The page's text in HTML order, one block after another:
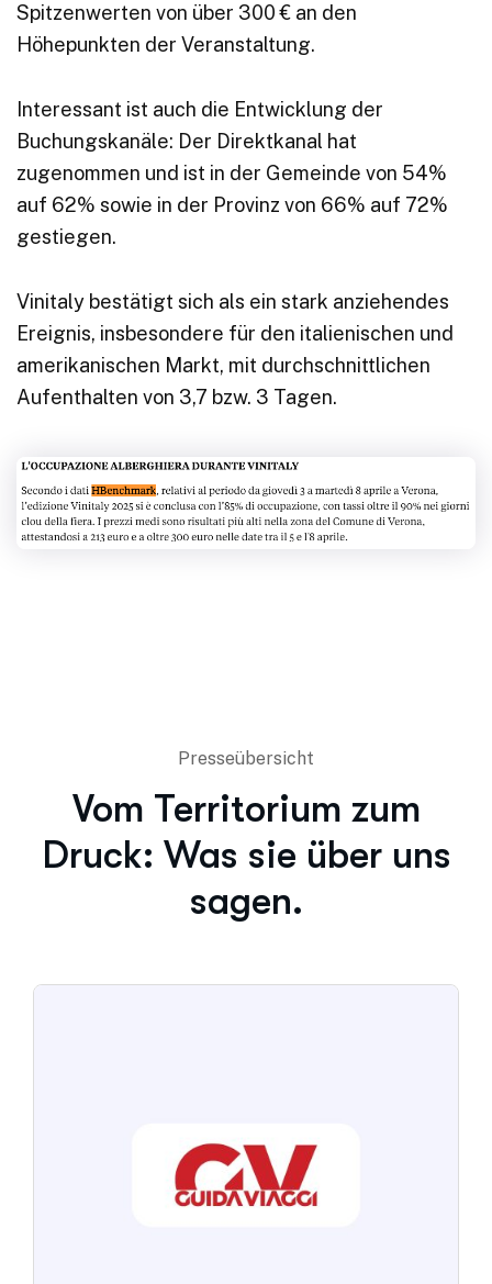
Spitzenwerten von über 300 € an den
Höhepunkten der Veranstaltung.
Interessant ist auch die Entwicklung der
Buchungskanäle: Der Direktkanal hat
zugenommen und ist in der Gemeinde von 54%
auf 62% sowie in der Provinz von 66% auf 72%
gestiegen.
Vinitaly bestätigt sich als ein stark anziehendes
Ereignis, insbesondere für den italienischen und
amerikanischen Markt, mit durchschnittlichen
Aufenthalten von 3,7 bzw. 3 Tagen.
Presseübersicht
Vom Territorium zum
Druck: Was sie über uns
sagen.